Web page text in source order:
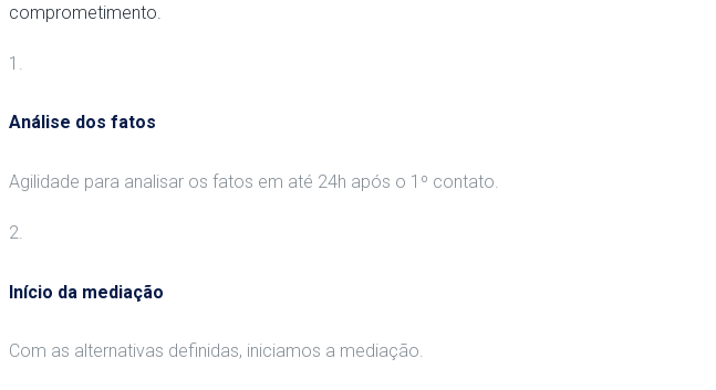
comprometimento.
1.
Análise dos fatos
Agilidade para analisar os fatos em até 24h após o 1º contato.
2.
Início da mediação
Com as alternativas definidas, iniciamos a mediação.